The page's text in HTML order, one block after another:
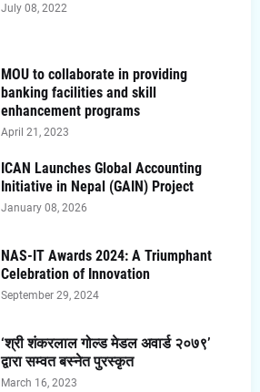
July 08, 2022
MOU to collaborate in providing
banking facilities and skill
enhancement programs
April 21, 2023
ICAN Launches Global Accounting
Initiative in Nepal (GAIN) Project
January 08, 2026
NAS-IT Awards 2024: A Triumphant
Celebration of Innovation
September 29, 2024
‘श्री शंकरलाल गोल्ड मेडल अवार्ड २०७९’
द्वारा सम्वत बस्नेत पुरस्कृत
March 16, 2023